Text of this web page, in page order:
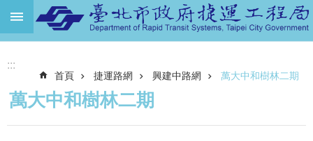
跳到主要內容區塊
階
尋
:::
首頁 捷運路網 興建中路網 萬大中和樹林二期
萬大中和樹林二期